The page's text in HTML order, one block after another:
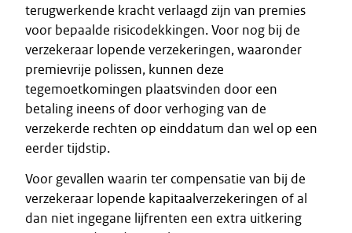
terugwerkende kracht verlaagd zijn van premies
voor bepaalde risicodekkingen. Voor nog bij de
verzekeraar lopende verzekeringen, waaronder
premievrije polissen, kunnen deze
tegemoetkomingen plaatsvinden door een
betaling ineens of door verhoging van de
verzekerde rechten op einddatum dan wel op een
eerder tijdstip.
Voor gevallen waarin ter compensatie van bij de
verzekeraar lopende kapitaalverzekeringen of al
dan niet ingegane lijfrenten een extra uitkering